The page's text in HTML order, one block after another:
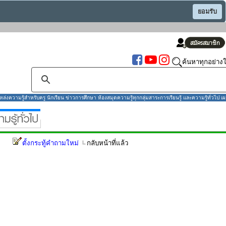
ยอมรับ
ค้นหาทุกอย่าง
งความรู้สำหรับครู นักเรียน ข่าวการศึกษา ห้องสมุดความรู้ทุกกลุ่มสาระการเรียนรู้ และความรู้ทั่วไป เ
ตั้งกระทู้คำถามใหม่ กลับหน้าที่แล้ว